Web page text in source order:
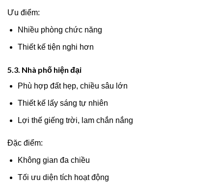
Ưu điểm:
Nhiều phòng chức năng
Thiết kế tiện nghi hơn
5.3. Nhà phố hiện đại
Phù hợp đất hẹp, chiều sâu lớn
Thiết kế lấy sáng tự nhiên
Lợi thế giếng trời, lam chắn nắng
Đặc điểm:
Không gian đa chiều
Tối ưu diện tích hoạt động